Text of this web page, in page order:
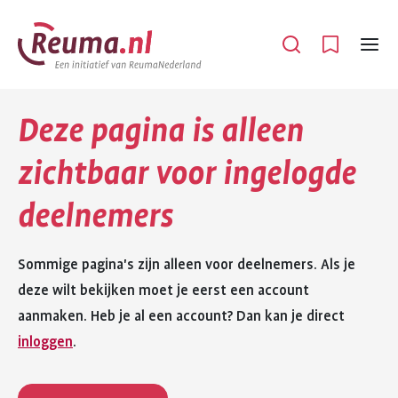
Spring
naar
hoofdinhoud
Spring
naar
footer
Open
Menu
Deze pagina is alleen
zichtbaar voor ingelogde
deelnemers
Sommige pagina's zijn alleen voor deelnemers. Als je
deze wilt bekijken moet je eerst een account
aanmaken. Heb je al een account? Dan kan je direct
inloggen.